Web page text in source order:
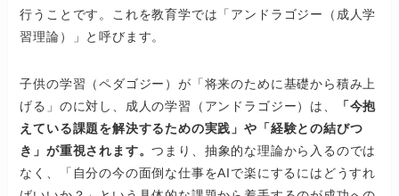
行うことです。これを教育学では「アンドラゴジー（成人学
習理論）」と呼びます。
子供の学習（ペダゴジー）が「将来のために基礎から積み上
げる」のに対し、成人の学習（アンドラゴジー）は、
「今抱
えている課題を解決するための実践」や「経験との結びつ
き」が重視されます。つまり、抽象的な理論から入るのでは
なく、「自分の今の面倒な仕事をAIで楽にするにはどうすれ